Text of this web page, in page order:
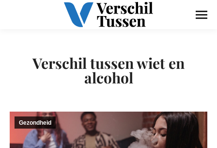
Verschil tussen wiet en
alcohol
Gezondheid